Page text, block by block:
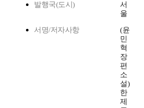
발행국(도시)
서
울
서명/저자사항
(윤
민
혁
장
편
소
설)
한
제